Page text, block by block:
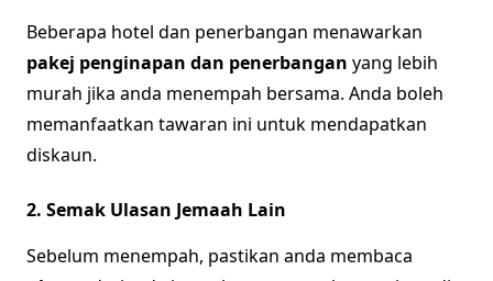
Beberapa hotel dan penerbangan menawarkan
pakej penginapan dan penerbangan yang lebih
murah jika anda menempah bersama. Anda boleh
memanfaatkan tawaran ini untuk mendapatkan
diskaun.
2. Semak Ulasan Jemaah Lain
Sebelum menempah, pastikan anda membaca